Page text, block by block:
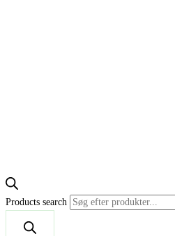
Products search